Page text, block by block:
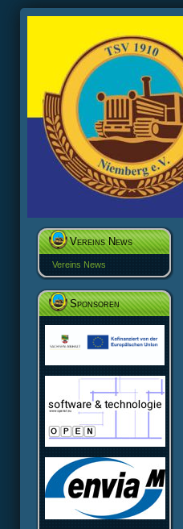
Vereins News
Vereins News
Sponsoren